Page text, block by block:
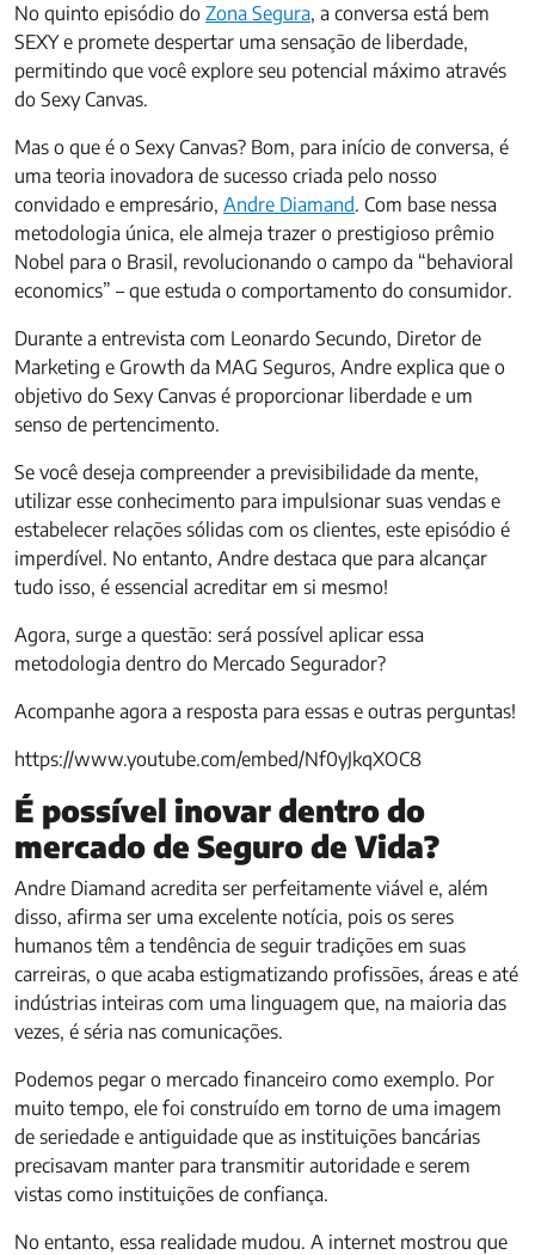
No quinto episódio do Zona Segura, a conversa está bem
SEXY e promete despertar uma sensação de liberdade,
permitindo que você explore seu potencial máximo através
do Sexy Canvas.
Mas o que é o Sexy Canvas? Bom, para início de conversa, é
uma teoria inovadora de sucesso criada pelo nosso
convidado e empresário, Andre Diamand. Com base nessa
metodologia única, ele almeja trazer o prestigioso prêmio
Nobel para o Brasil, revolucionando o campo da “behavioral
economics” – que estuda o comportamento do consumidor.
Durante a entrevista com Leonardo Secundo, Diretor de
Marketing e Growth da MAG Seguros, Andre explica que o
objetivo do Sexy Canvas é proporcionar liberdade e um
senso de pertencimento.
Se você deseja compreender a previsibilidade da mente,
utilizar esse conhecimento para impulsionar suas vendas e
estabelecer relações sólidas com os clientes, este episódio é
imperdível. No entanto, Andre destaca que para alcançar
tudo isso, é essencial acreditar em si mesmo!
Agora, surge a questão: será possível aplicar essa
metodologia dentro do Mercado Segurador?
Acompanhe agora a resposta para essas e outras perguntas!
https://www.youtube.com/embed/Nf0yJkqXOC8
É possível inovar dentro do
mercado de Seguro de Vida?
Andre Diamand acredita ser perfeitamente viável e, além
disso, afirma ser uma excelente notícia, pois os seres
humanos têm a tendência de seguir tradições em suas
carreiras, o que acaba estigmatizando profissões, áreas e até
indústrias inteiras com uma linguagem que, na maioria das
vezes, é séria nas comunicações.
Podemos pegar o mercado financeiro como exemplo. Por
muito tempo, ele foi construído em torno de uma imagem
de seriedade e antiguidade que as instituições bancárias
precisavam manter para transmitir autoridade e serem
vistas como instituições de confiança.
No entanto, essa realidade mudou. A internet mostrou que